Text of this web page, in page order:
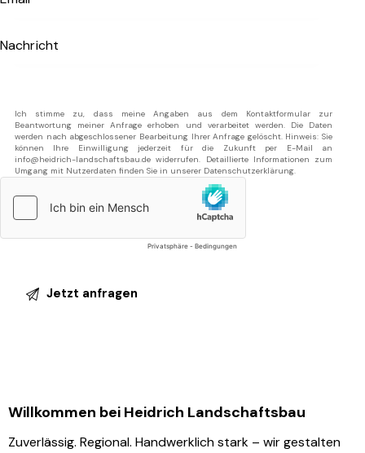
Ich stimme zu, dass meine Angaben aus dem Kontaktformular zur
Beantwortung meiner Anfrage erhoben und verarbeitet werden. Die Daten
werden nach abgeschlossener Bearbeitung Ihrer Anfrage gelöscht. Hinweis: Sie
können Ihre Einwilligung jederzeit für die Zukunft per E-Mail an
info@heidrich-landschaftsbau.de widerrufen. Detaillierte Informationen zum
Umgang mit Nutzerdaten finden Sie in unserer Datenschutzerklärung.
Willkommen bei Heidrich Landschaftsbau
Zuverlässig. Regional. Handwerklich stark – wir gestalten